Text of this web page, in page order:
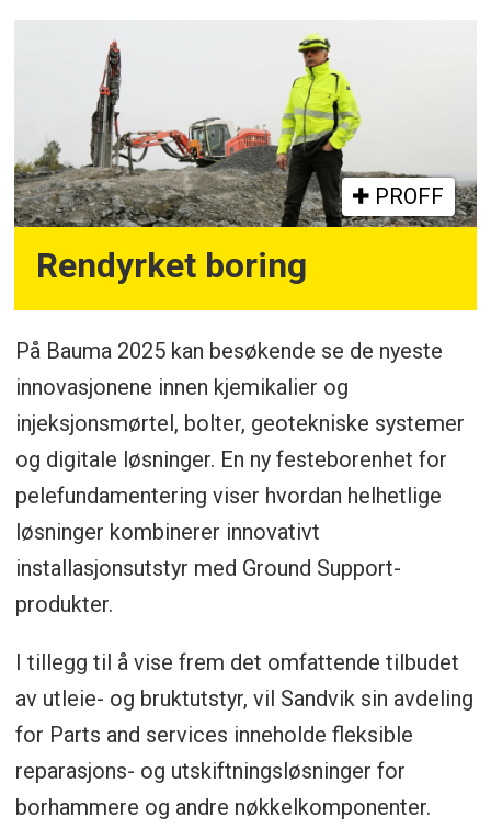
PROFF
Rendyrket boring
På Bauma 2025 kan besøkende se de nyeste
innovasjonene innen kjemikalier og
injeksjonsmørtel, bolter, geotekniske systemer
og digitale løsninger. En ny festeborenhet for
pelefundamentering viser hvordan helhetlige
løsninger kombinerer innovativt
installasjonsutstyr med Ground Support-
produkter.
I tillegg til å vise frem det omfattende tilbudet
av utleie- og bruktutstyr, vil Sandvik sin avdeling
for Parts and services inneholde fleksible
reparasjons- og utskiftningsløsninger for
borhammere og andre nøkkelkomponenter.